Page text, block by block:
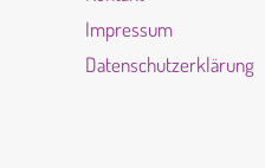
Impressum
Datenschutzerklärung